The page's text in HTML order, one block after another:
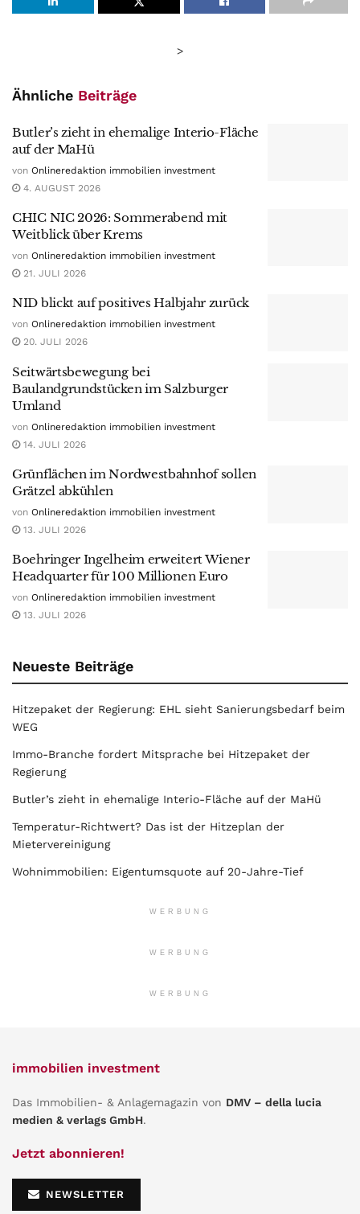
>
Ähnliche Beiträge
Butler’s zieht in ehemalige Interio-Fläche
auf der MaHü
von Onlineredaktion immobilien investment
4. AUGUST 2026
CHIC NIC 2026: Sommerabend mit
Weitblick über Krems
von Onlineredaktion immobilien investment
21. JULI 2026
NID blickt auf positives Halbjahr zurück
von Onlineredaktion immobilien investment
20. JULI 2026
Seitwärtsbewegung bei
Baulandgrundstücken im Salzburger
Umland
von Onlineredaktion immobilien investment
14. JULI 2026
Grünflächen im Nordwestbahnhof sollen
Grätzel abkühlen
von Onlineredaktion immobilien investment
13. JULI 2026
Boehringer Ingelheim erweitert Wiener
Headquarter für 100 Millionen Euro
von Onlineredaktion immobilien investment
13. JULI 2026
Neueste Beiträge
Hitzepaket der Regierung: EHL sieht Sanierungsbedarf beim
WEG
Immo-Branche fordert Mitsprache bei Hitzepaket der
Regierung
Butler’s zieht in ehemalige Interio-Fläche auf der MaHü
Temperatur-Richtwert? Das ist der Hitzeplan der
Mietervereinigung
Wohnimmobilien: Eigentumsquote auf 20-Jahre-Tief
WERBUNG
WERBUNG
WERBUNG
immobilien investment
Das Immobilien- & Anlagemagazin von DMV – della lucia
medien & verlags GmbH.
Jetzt abonnieren!
NEWSLETTER